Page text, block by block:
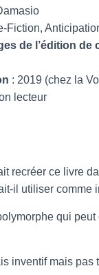
Fiction,
de l’édition de
: 2019 (chez la
lecteur
recréer ce livre
il utiliser comme
qui peut
inventif mais pas